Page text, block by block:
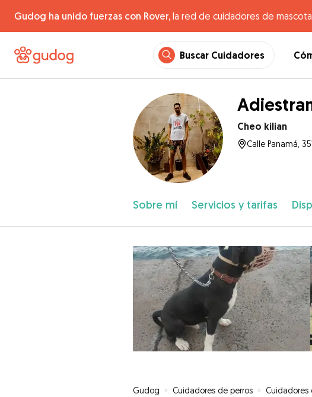
Gudog ha unido fuerzas con Rover, la red de cuidadores de
Buscar Cuidadores
Cheo kilian
Calle Panamá,
Sobre mí Servicios y tarifas
Gudog » Cuidadores de perros » Cuidadores